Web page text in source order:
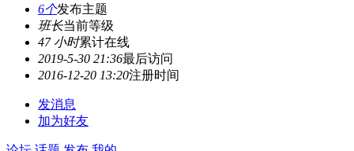
6个发布主题
班长当前等级
47 小时累计在线
2019-5-30 21:36最后访问
2016-12-20 13:20注册时间
发消息
加为好友